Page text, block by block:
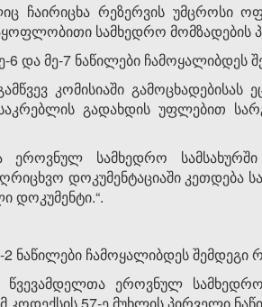
ჩაირიცხა რეზერვის უმცროსი
სამხედრო
6 და მე-7 ნაწილები ჩამოყალიბდეს
კომისიაში
გადახდის უფლებით
ეროვნულ სამხედრო
დოკუმენტაციაში
დოკუმენტი.“.
2 ნაწილები ჩამოყალიბდეს შემდეგი
წვევამდელთა ეროვნულ